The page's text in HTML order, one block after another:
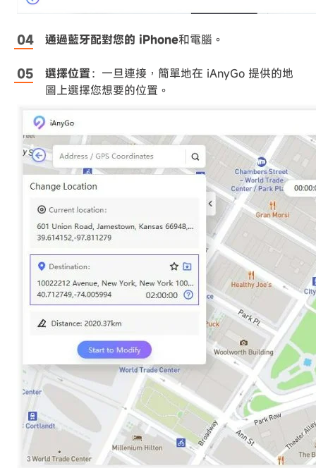
通過藍牙配對您的 iPhone和電腦。
選擇位置：一旦連接，簡單地在 iAnyGo 提供的地
圖上選擇您想要的位置。